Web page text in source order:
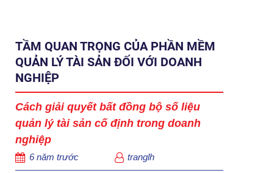
TẦM QUAN TRỌNG CỦA PHẦN MỀM
QUẢN LÝ TÀI SẢN ĐỐI VỚI DOANH
NGHIỆP
Cách giải quyết bất đồng bộ số liệu
quản lý tài sản cố định trong doanh
nghiệp
6 năm trước tranglh